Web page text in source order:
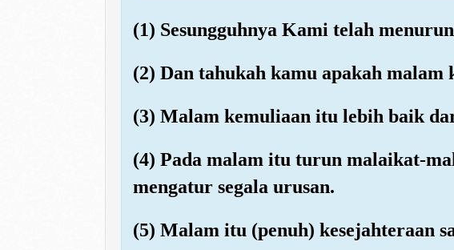
(1) Sesungguhnya Kami telah
(2) Dan tahukah kamu apakah malam
(3) Malam kemuliaan itu lebih baik
(4) Pada malam itu turun malaikat-
mengatur segala urusan.
(5) Malam itu (penuh) kesejahteraan